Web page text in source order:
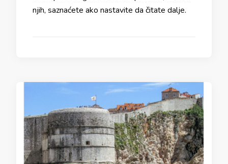
njih, saznaćete ako nastavite da čitate dalje.